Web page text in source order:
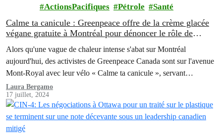
ActionsPacifiques
Pétrole Santé
Calme ta canicule : Greenpeace offre de la crème glacée
végane gratuite à Montréal pour dénoncer le rôle de
l’industrie pétrolière dans la hausse du mercure planétaire
Alors qu'une vague de chaleur intense s'abat sur Montréal
aujourd'hui, des activistes de Greenpeace Canada sont sur l'avenue
Mont-Royal avec leur vélo « Calme ta canicule », servant
gratuitement de la crème glacée végane afin d'offrir une perspective
rafraîchissante sur ces températures extrêmes. Greenpeace souhaite
souligner la contribution déterminante de l'industrie des
combustibles fossiles à…
Laura Bergamo
17 juillet, 2024